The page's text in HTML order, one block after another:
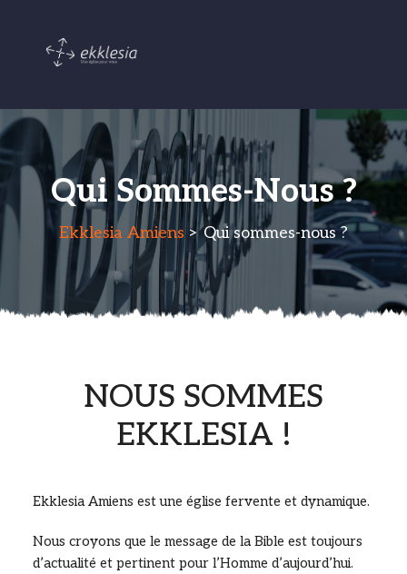
Qui Sommes-Nous ?
Ekklesia Amiens> Qui sommes-nous ?
NOUS SOMMES
EKKLESIA !
Ekklesia Amiens est une église fervente et dynamique.
Nous croyons que le message de la Bible est toujours
d’actualité et pertinent pour l’Homme d’aujourd’hui.